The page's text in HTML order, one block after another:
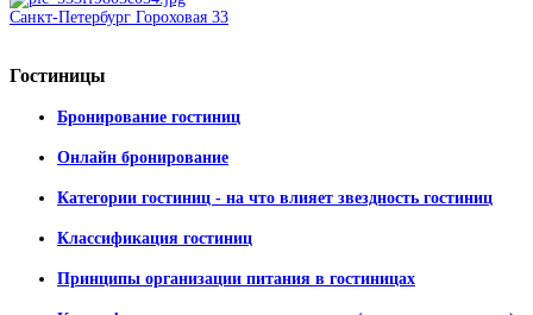
Санкт-Петербург Гороховая 33
Гостиницы
Бронирование гостиниц
Онлайн бронирование
Категории гостиниц - на что влияет звездность гостиниц
Классификация гостиниц
Принципы организации питания в гостиницах